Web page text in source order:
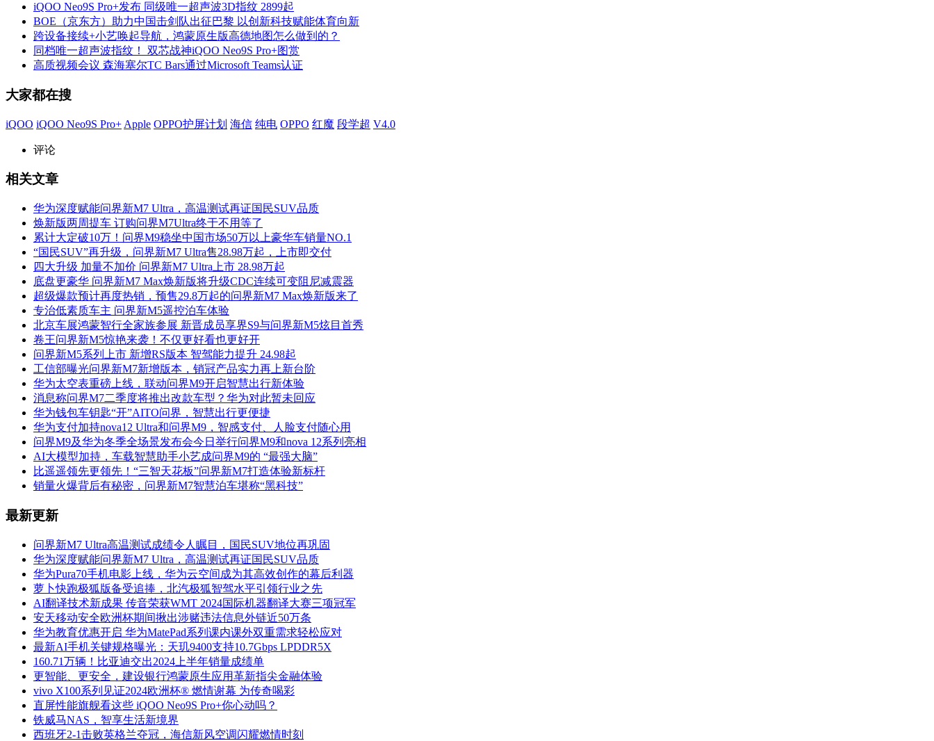
iQOO Neo9S Pro+发布 同级唯一超声波3D指纹 2899起
BOE（京东方）助力中国击剑队出征巴黎 以创新科技赋能体育向新
跨设备接续+小艺唤起导航，鸿蒙原生版高德地图怎么做到的？
同档唯一超声波指纹！ 双芯战神iQOO Neo9S Pro+图赏
高质视频会议 森海塞尔TC Bars通过Microsoft Teams认证
大家都在搜
iQOO iQOO Neo9S Pro+ Apple OPPO护屏计划 海信 纯电 OPPO 红魔 段学超 V4.0
评论
相关文章
华为深度赋能问界新M7 Ultra，高温测试再证国民SUV品质
焕新版两周提车 订购问界M7Ultra终于不用等了
累计大定破10万！问界M9稳坐中国市场50万以上豪华车销量NO.1
“国民SUV”再升级，问界新M7 Ultra售28.98万起，上市即交付
四大升级 加量不加价 问界新M7 Ultra上市 28.98万起
底盘更豪华 问界新M7 Max焕新版将升级CDC连续可变阻尼减震器
超级爆款预计再度热销，预售29.8万起的问界新M7 Max焕新版来了
专治低素质车主 问界新M5遥控泊车体验
北京车展鸿蒙智行全家族参展 新晋成员享界S9与问界新M5炫目首秀
卷王问界新M5惊艳来袭！不仅更好看也更好开
问界新M5系列上市 新增RS版本 智驾能力提升 24.98起
工信部曝光问界新M7新增版本，销冠产品实力再上新台阶
华为太空表重磅上线，联动问界M9开启智慧出行新体验
消息称问界M7二季度将推出改款车型？华为对此暂未回应
华为钱包车钥匙“开”AITO问界，智慧出行更便捷
华为支付加持nova12 Ultra和问界M9，智感支付、人脸支付随心用
问界M9及华为冬季全场景发布会今日举行问界M9和nova 12系列亮相
AI大模型加持，车载智慧助手小艺成问界M9的 “最强大脑”
比遥遥领先更领先！“三智天花板”问界新M7打造体验新标杆
销量火爆背后有秘密，问界新M7智慧泊车堪称“黑科技”
最新更新
问界新M7 Ultra高温测试成绩令人瞩目，国民SUV地位再巩固
华为深度赋能问界新M7 Ultra，高温测试再证国民SUV品质
华为Pura70手机电影上线，华为云空间成为其高效创作的幕后利器
萝卜快跑极狐版备受追捧，北汽极狐智驾水平引领行业之先
AI翻译技术新成果 传音荣获WMT 2024国际机器翻译大赛三项冠军
安天移动安全欧洲杯期间揪出涉赌违法信息外链近50万条
华为教育优惠开启 华为MatePad系列课内课外双重需求轻松应对
最新AI手机关键规格曝光：天玑9400支持10.7Gbps LPDDR5X
160.71万辆！比亚迪交出2024上半年销量成绩单
更智能、更安全，建设银行鸿蒙原生应用革新指尖金融体验
vivo X100系列见证2024欧洲杯® 燃情谢幕 为传奇喝彩
直屏性能旗舰看这些 iQOO Neo9S Pro+你心动吗？
铁威马NAS，智享生活新境界
西班牙2-1击败英格兰夺冠，海信新风空调闪耀燃情时刻